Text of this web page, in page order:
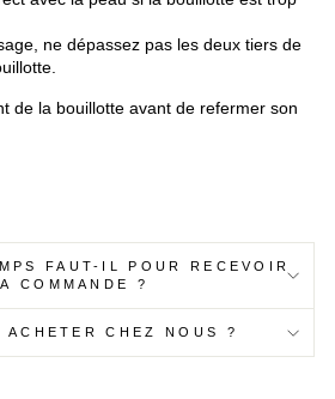
ne dépassez pas les deux tiers de
de la bouillotte avant de refermer son
FAUT-IL POUR RECEVOIR
COMMANDE ?
ACHETER CHEZ NOUS ?